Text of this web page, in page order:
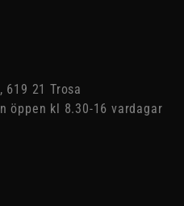
619 21 Trosa
öppen kl 8.30-16 vardagar